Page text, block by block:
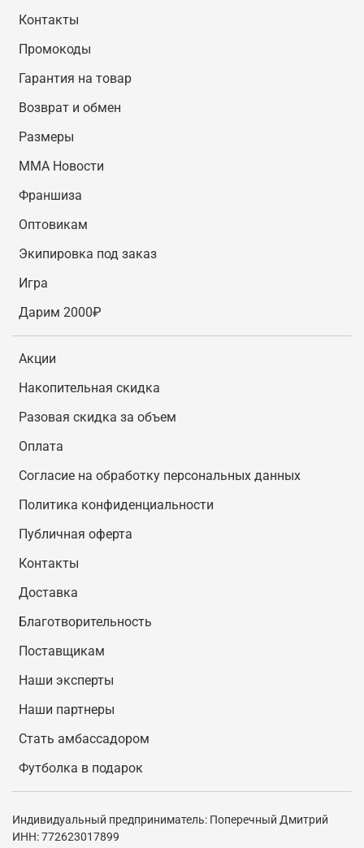
Контакты
Промокоды
Гарантия на товар
Возврат и обмен
Размеры
MMA Новости
Франшиза
Оптовикам
Экипировка под заказ
Игра
Дарим 2000₽
Акции
Накопительная скидка
Разовая скидка за объем
Оплата
Согласие на обработку персональных данных
Политика конфиденциальности
Публичная оферта
Контакты
Доставка
Благотворительность
Поставщикам
Наши эксперты
Наши партнеры
Стать амбассадором
Футболка в подарок
Индивидуальный предприниматель: Поперечный Дмитрий
ИНН: 772623017899